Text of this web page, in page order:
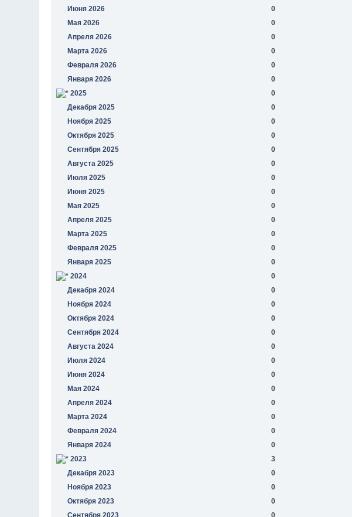
Июня 2026
0
Мая 2026
0
Апреля 2026
0
Марта 2026
0
Февраля 2026
0
Января 2026
0
2025
0
Декабря 2025
0
Ноября 2025
0
Октября 2025
0
Сентября 2025
0
Августа 2025
0
Июля 2025
0
Июня 2025
0
Мая 2025
0
Апреля 2025
0
Марта 2025
0
Февраля 2025
0
Января 2025
0
2024
0
Декабря 2024
0
Ноября 2024
0
Октября 2024
0
Сентября 2024
0
Августа 2024
0
Июля 2024
0
Июня 2024
0
Мая 2024
0
Апреля 2024
0
Марта 2024
0
Февраля 2024
0
Января 2024
0
2023
3
Декабря 2023
0
Ноября 2023
0
Октября 2023
0
Сентября 2023
0